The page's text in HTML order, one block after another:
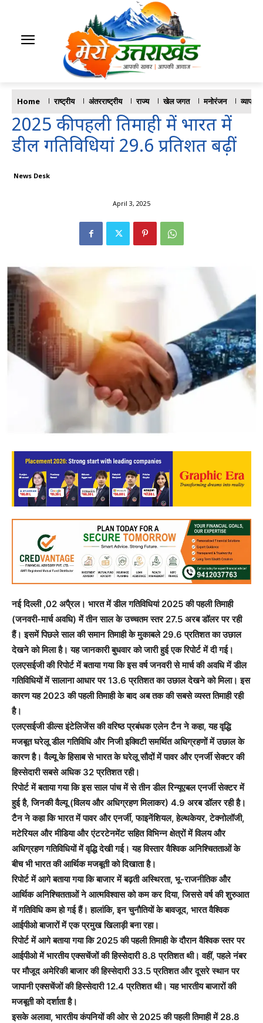
Home राष्ट्रीय अंतरराष्ट्रीय राज्य खेल जगत मनोरंजन व्यापार
2025 की पहली तिमाही में भारत में
डील गतिविधियां 29.6 प्रतिशत बढ़ीं
News Desk
April 3, 2025
नई दिल्ली ,02 अपै्रल। भारत में डील गतिविधियां 2025 की पहली तिमाही
(जनवरी-मार्च अवधि) में तीन साल के उच्चतम स्तर 27.5 अरब डॉलर पर रही
हैं। इसमें पिछले साल की समान तिमाही के मुकाबले 29.6 प्रतिशत का उछाल
देखने को मिला है। यह जानकारी बुधवार को जारी हुई एक रिपोर्ट में दी गई।
एलएसईजी की रिपोर्ट में बताया गया कि इस वर्ष जनवरी से मार्च की अवधि में डील
गतिविधियों में सालाना आधार पर 13.6 प्रतिशत का उछाल देखने को मिला। इस
कारण यह 2023 की पहली तिमाही के बाद अब तक की सबसे व्यस्त तिमाही रही
है।
एलएसईजी डील्स इंटेलिजेंस की वरिष्ठ प्रबंधक एलेन टैन ने कहा, यह वृद्धि
मजबूत घरेलू डील गतिविधि और निजी इक्विटी समर्थित अधिग्रहणों में उछाल के
कारण है। वैल्यू के हिसाब से भारत के घरेलू सौदों में पावर और एनर्जी सेक्टर की
हिस्सेदारी सबसे अधिक 32 प्रतिशत रही।
रिपोर्ट में बताया गया कि इस साल पांच में से तीन डील रिन्यूएबल एनर्जी सेक्टर में
हुई है, जिनकी वैल्यू (विलय और अधिग्रहण मिलाकर) 4.9 अरब डॉलर रही है।
टैन ने कहा कि भारत में पावर और एनर्जी, फाइनेंशियल, हेल्थकेयर, टेक्नोलॉजी,
मटेरियल और मीडिया और एंटरटेनमेंट सहित विभिन्न क्षेत्रों में विलय और
अधिग्रहण गतिविधियों में वृद्धि देखी गई। यह विस्तार वैश्विक अनिश्चितताओं के
बीच भी भारत की आर्थिक मजबूती को दिखाता है।
रिपोर्ट में आगे बताया गया कि बाजार में बढ़ती अस्थिरता, भू-राजनीतिक और
आर्थिक अनिश्चितताओं ने आत्मविश्वास को कम कर दिया, जिससे वर्ष की शुरुआत
में गतिविधि कम हो गई हैं। हालांकि, इन चुनौतियों के बावजूद, भारत वैश्विक
आईपीओ बाजारों में एक प्रमुख खिलाड़ी बना रहा।
रिपोर्ट में आगे बताया गया कि 2025 की पहली तिमाही के दौरान वैश्विक स्तर पर
आईपीओ में भारतीय एक्सचेंजों की हिस्सेदारी 8.8 प्रतिशत थी। वहीं, पहले नंबर
पर मौजूद अमेरिकी बाजार की हिस्सेदारी 33.5 प्रतिशत और दूसरे स्थान पर
जापानी एक्सचेंजों की हिस्सेदारी 12.4 प्रतिशत थी। यह भारतीय बाजारों की
मजबूती को दर्शाता है।
इसके अलावा, भारतीय कंपनियों की ओर से 2025 की पहली तिमाही में 28.8